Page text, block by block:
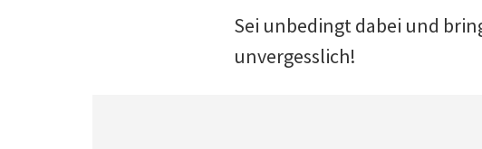
Sei unbedingt dabei und
unvergesslich!